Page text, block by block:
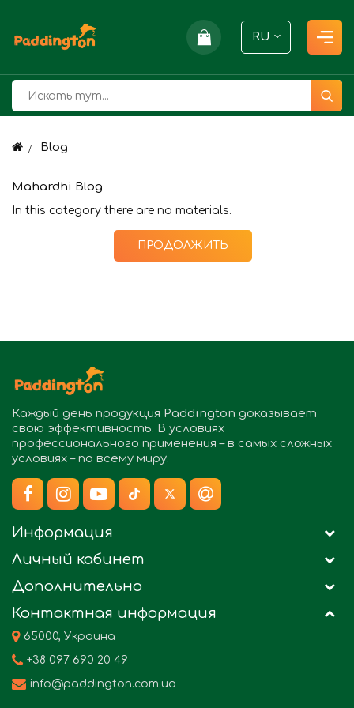
RU
Blog
Mahardhi Blog
In this category there are no materials.
ПРОДОЛЖИТЬ
Каждый день продукция Paddington доказывает
свою эффективность. В условиях
профессионального применения – в самых сложных
условиях – по всему миру.
Информация
Личный кабинет
Дополнительно
Контактная информация
65000, Украина
+38 097 690 20 49
info@paddington.com.ua